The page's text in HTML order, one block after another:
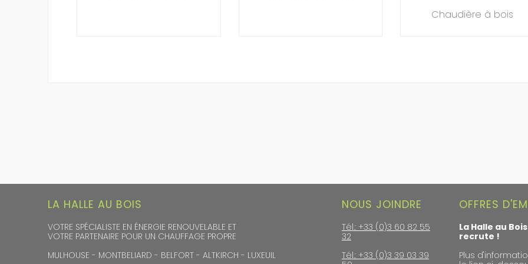
Chaudière à bois
LA HALLE AU BOIS
VOTRE SPÉCIALISTE EN ÉNERGIE RENOUVELABLE ET
VOTRE PARTENAIRE POUR UN CHAUFFAGE PROPRE
MULHOUSE - MONTBELIARD - BELFORT - ALTKIRCH - LUXEUIL
NOUS JOINDRE
Tél.: +33 (0)3 60 82 55
32
Tél.: +33 (0)3 39 03 39
OFFRES
La Halle au Bois
recrute !
Plus